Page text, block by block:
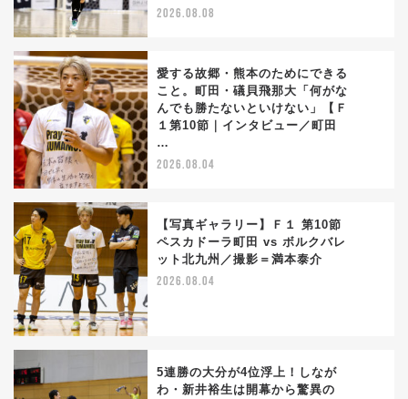
2026.08.08
愛する故郷・熊本のためにできる
こと。町田・礒貝飛那大「何がな
んでも勝たないといけない」【Ｆ
１第10節｜インタビュー／町田
…
2026.08.04
【写真ギャラリー】Ｆ１ 第10節
ペスカドーラ町田 vs ボルクバレ
ット北九州／撮影＝満本泰介
2026.08.04
5連勝の大分が4位浮上！しなが
わ・新井裕生は開幕から驚異の